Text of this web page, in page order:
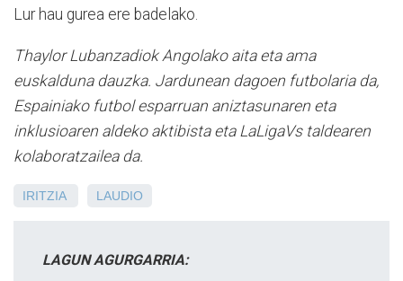
Lur hau gurea ere badelako.
Thaylor Lubanzadiok Angolako aita eta ama
euskalduna dauzka. Jardunean dagoen futbolaria da,
Espainiako futbol esparruan aniztasunaren eta
inklusioaren aldeko aktibista eta LaLigaVs taldearen
kolaboratzailea da.
IRITZIA LAUDIO
LAGUN AGURGARRIA: